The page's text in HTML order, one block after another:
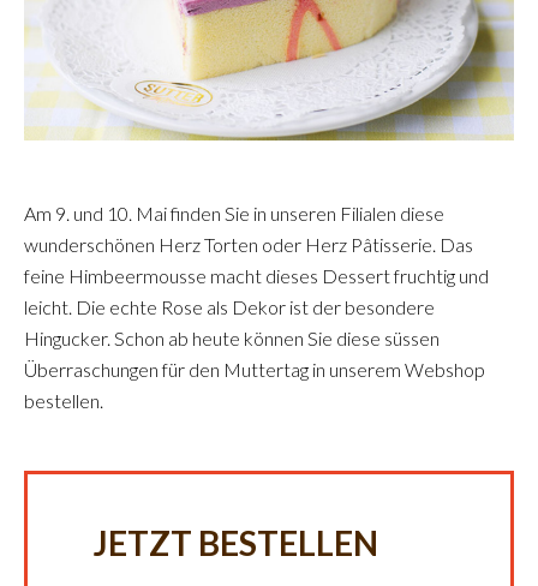
Am 9. und 10. Mai finden Sie in unseren Filialen diese
wunderschönen Herz Torten oder Herz Pâtisserie. Das
feine Himbeermousse macht dieses Dessert fruchtig und
leicht. Die echte Rose als Dekor ist der besondere
Hingucker. Schon ab heute können Sie diese süssen
Überraschungen für den Muttertag in unserem Webshop
bestellen.
JETZT BESTELLEN